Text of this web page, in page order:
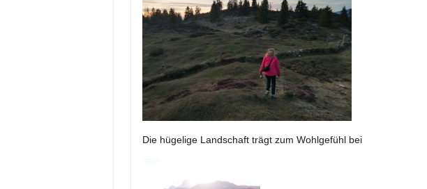
Die hügelige Landschaft trägt zum Wohlgefühl bei